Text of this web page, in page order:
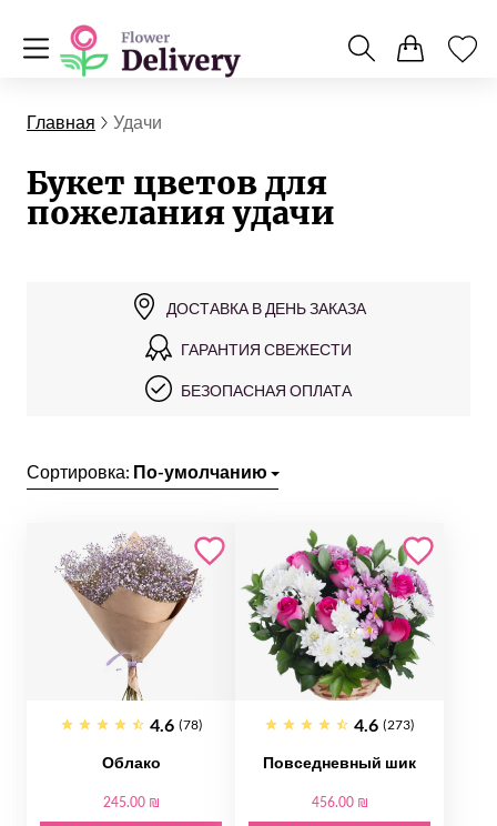
Главная Удачи
Букет цветов для
пожелания удачи
ДОСТАВКА В ДЕНЬ ЗАКАЗА
ГАРАНТИЯ СВЕЖЕСТИ
БЕЗОПАСНАЯ ОПЛАТА
Сортировка: По-умолчанию
4.6 (78)
Облако
245.00 ₪
4.6 (273)
Повседневный шик
456.00 ₪